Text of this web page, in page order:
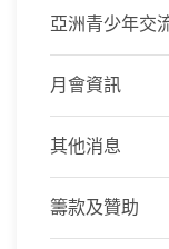
亞洲青少年交
月會資訊
其他消息
籌款及贊助